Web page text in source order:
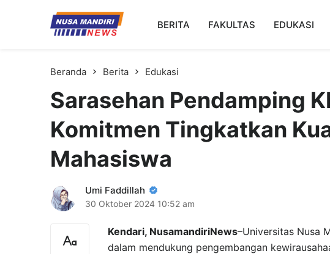
Kampus Digital Bisnis
Universitas Nusa Mandiri
BERITA FAKULTAS EDUKASI
Beranda Berita Edukasi
Sarasehan Pendamping
Komitmen Tingkatkan
Mahasiswa
Umi Faddillah
30 Oktober 2024 10:52 am
Kendari, NusamandiriNews–Universitas Nusa
dalam mendukung pengembangan